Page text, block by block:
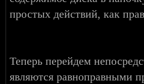
простых действий, как
Теперь перейдем
являются равноправными